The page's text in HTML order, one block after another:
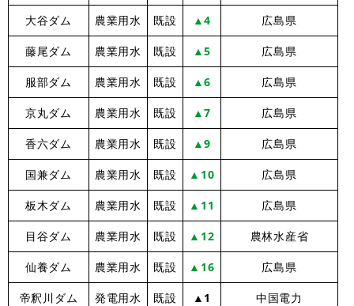
大谷ダム 農業用水 既設 ▲4 広島県
藤尾ダム 農業用水 既設 ▲5 広島県
服部ダム 農業用水 既設 ▲6 広島県
京丸ダム 農業用水 既設 ▲7 広島県
香六ダム 農業用水 既設 ▲9 広島県
国兼ダム 農業用水 既設 ▲10 広島県
板木ダム 農業用水 既設 ▲11 広島県
目谷ダム 農業用水 既設 ▲12 農林水産省
仙養ダム 農業用水 既設 ▲16 広島県
帝釈川ダム 発電用水 既設 ▲1 中国電力